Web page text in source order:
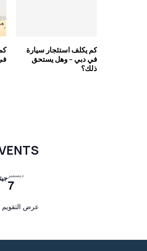
كم يكلف استئجار سيارة
في دبي – وهل يستحق
ذلك؟
ديسمبر
7
عرض التقويم